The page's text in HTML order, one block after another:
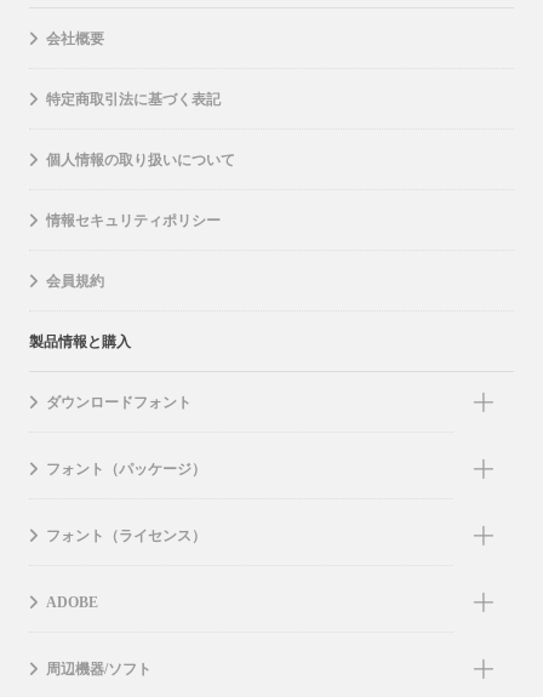
会社概要
特定商取引法に基づく表記
個人情報の取り扱いについて
情報セキュリティポリシー
会員規約
製品情報と購入
ダウンロードフォント
フォント（パッケージ）
フォント（ライセンス）
ADOBE
周辺機器/ソフト